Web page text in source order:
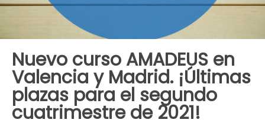
Nuevo curso AMADEUS en
Valencia y Madrid. ¡Últimas
plazas para el segundo
cuatrimestre de 2021!